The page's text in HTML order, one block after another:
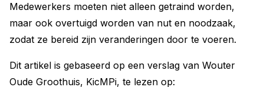
Medewerkers moeten niet alleen getraind worden,
maar ook overtuigd worden van nut en noodzaak,
zodat ze bereid zijn veranderingen door te voeren.
Dit artikel is gebaseerd op een verslag van Wouter
Oude Groothuis, KicMPi, te lezen op: